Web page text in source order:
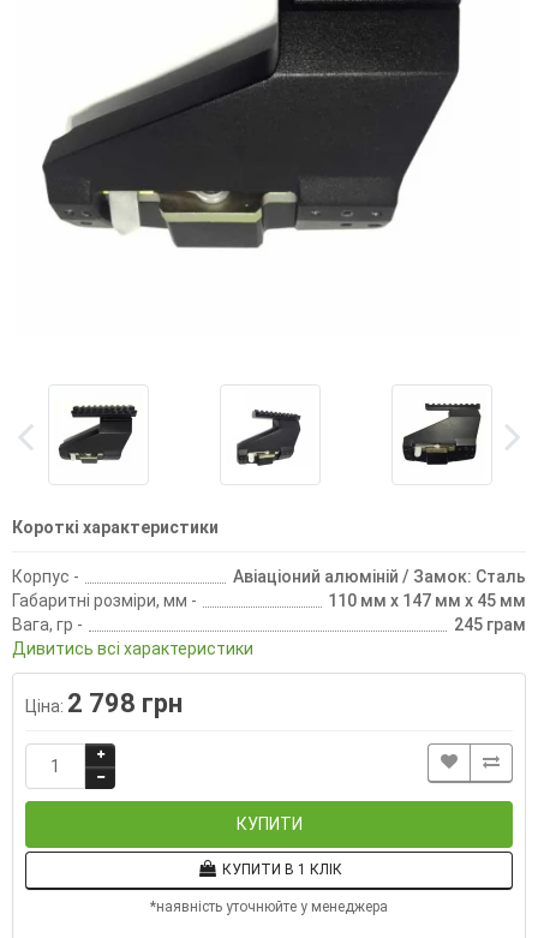
Короткі характеристики
Корпус -
Авіаціоний алюміній / Замок: Сталь
Габаритні розміри, мм -
110 мм х 147 мм х 45 мм
Вага, гр -
245 грам
Дивитись всі характеристики
Ціна: 2 798 грн
КУПИТИ
КУПИТИ В 1 КЛІК
*наявність уточнюйте у менеджера